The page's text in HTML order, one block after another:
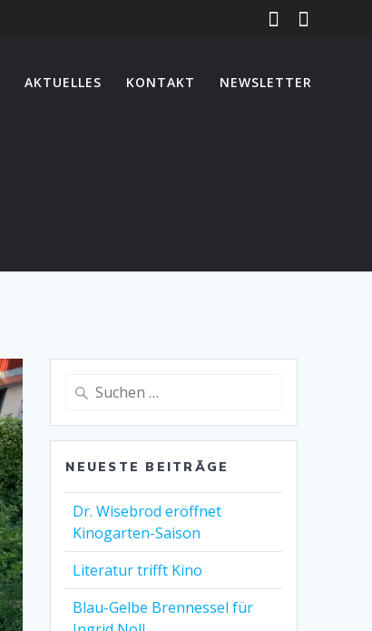
AKTUELLES KONTAKT NEWSLETTER
Suche
nach:
NEUESTE BEITRÄGE
Dr. Wisebrod eröffnet
Kinogarten-Saison
Literatur trifft Kino
Blau-Gelbe Brennessel für